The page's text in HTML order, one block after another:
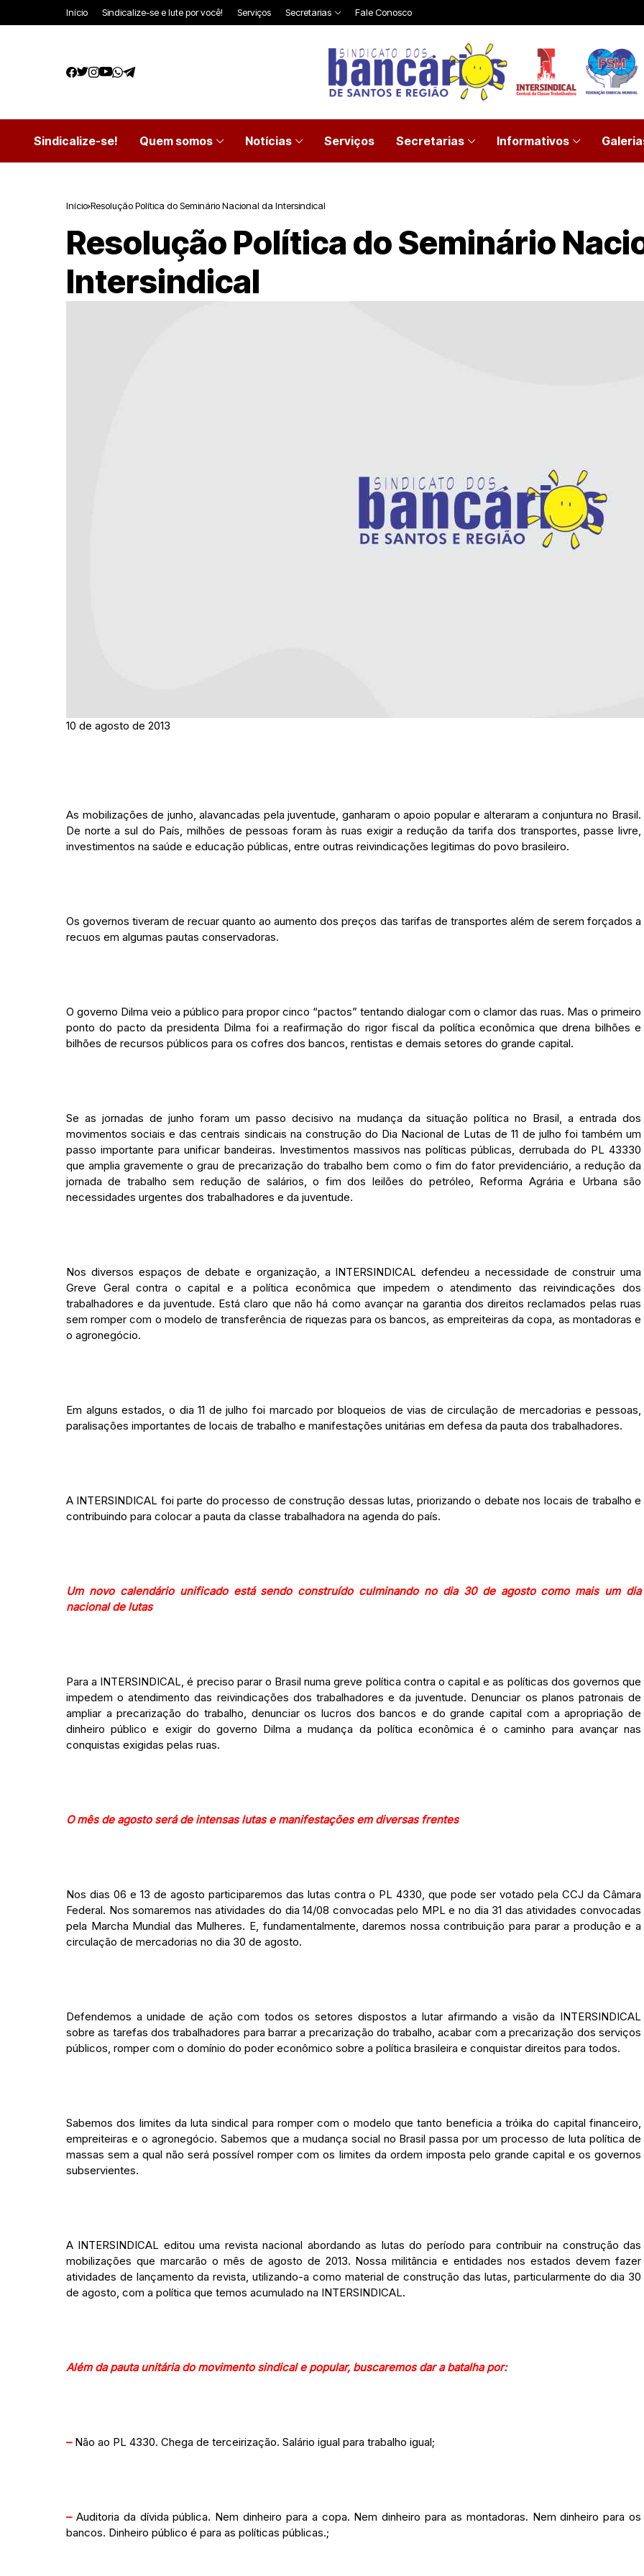
Início Sindicalize-se e lute por você! Serviços Secretarias Fale Conosco
Sindicalize-se! Quem somos Notícias Serviços Secretarias Informativos
Início Resolução Política do Seminário Nacional da Intersindical
Resolução Política do Seminário
Intersindical
10 de agosto de 2013
As mobilizações de junho, alavancadas pela juventude, ganharam o apoio popular e alteraram a conjuntura no Brasil.
De norte a sul do País, milhões de pessoas foram às ruas exigir a redução da tarifa dos transportes, passe livre,
investimentos na saúde e educação públicas, entre outras reivindicações legitimas do povo brasileiro.
Os governos tiveram de recuar quanto ao aumento dos preços das tarifas de transportes além de serem forçados a
recuos em algumas pautas conservadoras.
O governo Dilma veio a público para propor cinco “pactos” tentando dialogar com o clamor das ruas. Mas o primeiro
ponto do pacto da presidenta Dilma foi a reafirmação do rigor fiscal da política econômica que drena bilhões e
bilhões de recursos públicos para os cofres dos bancos, rentistas e demais setores do grande capital.
Se as jornadas de junho foram um passo decisivo na mudança da situação política no Brasil, a entrada dos
movimentos sociais e das centrais sindicais na construção do Dia Nacional de Lutas de 11 de julho foi também um
passo importante para unificar bandeiras. Investimentos massivos nas políticas públicas, derrubada do PL 43330
que amplia gravemente o grau de precarização do trabalho bem como o fim do fator previdenciário, a redução da
jornada de trabalho sem redução de salários, o fim dos leilões do petróleo, Reforma Agrária e Urbana são
necessidades urgentes dos trabalhadores e da juventude.
Nos diversos espaços de debate e organização, a INTERSINDICAL defendeu a necessidade de construir uma
Greve Geral contra o capital e a política econômica que impedem o atendimento das reivindicações dos
trabalhadores e da juventude. Está claro que não há como avançar na garantia dos direitos reclamados pelas ruas
sem romper com o modelo de transferência de riquezas para os bancos, as empreiteiras da copa, as montadoras e
o agronegócio.
Em alguns estados, o dia 11 de julho foi marcado por bloqueios de vias de circulação de mercadorias e pessoas,
paralisações importantes de locais de trabalho e manifestações unitárias em defesa da pauta dos trabalhadores.
A INTERSINDICAL foi parte do processo de construção dessas lutas, priorizando o debate nos locais de trabalho e
contribuindo para colocar a pauta da classe trabalhadora na agenda do país.
Um novo calendário unificado está sendo construído culminando no dia 30 de agosto como mais um dia
nacional de lutas
Para a INTERSINDICAL, é preciso parar o Brasil numa greve política contra o capital e as políticas dos governos que
impedem o atendimento das reivindicações dos trabalhadores e da juventude. Denunciar os planos patronais de
ampliar a precarização do trabalho, denunciar os lucros dos bancos e do grande capital com a apropriação de
dinheiro público e exigir do governo Dilma a mudança da política econômica é o caminho para avançar nas
conquistas exigidas pelas ruas.
O mês de agosto será de intensas lutas e manifestações em diversas frentes
Nos dias 06 e 13 de agosto participaremos das lutas contra o PL 4330, que pode ser votado pela CCJ da Câmara
Federal. Nos somaremos nas atividades do dia 14/08 convocadas pelo MPL e no dia 31 das atividades convocadas
pela Marcha Mundial das Mulheres. E, fundamentalmente, daremos nossa contribuição para parar a produção e a
circulação de mercadorias no dia 30 de agosto.
Defendemos a unidade de ação com todos os setores dispostos a lutar afirmando a visão da INTERSINDICAL
sobre as tarefas dos trabalhadores para barrar a precarização do trabalho, acabar com a precarização dos serviços
públicos, romper com o domínio do poder econômico sobre a política brasileira e conquistar direitos para todos.
Sabemos dos limites da luta sindical para romper com o modelo que tanto beneficia a tróika do capital financeiro,
empreiteiras e o agronegócio. Sabemos que a mudança social no Brasil passa por um processo de luta política de
massas sem a qual não será possível romper com os limites da ordem imposta pelo grande capital e os governos
subservientes.
A INTERSINDICAL editou uma revista nacional abordando as lutas do período para contribuir na construção das
mobilizações que marcarão o mês de agosto de 2013. Nossa militância e entidades nos estados devem fazer
atividades de lançamento da revista, utilizando-a como material de construção das lutas, particularmente do dia 30
de agosto, com a política que temos acumulado na INTERSINDICAL.
Além da pauta unitária do movimento sindical e popular, buscaremos dar a batalha por:
–Não ao PL 4330. Chega de terceirização. Salário igual para trabalho igual;
– Auditoria da dívida pública. Nem dinheiro para a copa. Nem dinheiro para as montadoras. Nem dinheiro para os
bancos. Dinheiro público é para as políticas públicas.;